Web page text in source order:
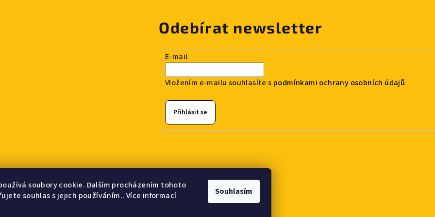
soubory cookie. Dalším procházením tohoto
souhlas s jejich používáním.. Více informací
Souhlasím
Odebírat newsletter
E-mail
Vložením e-mailu souhlasíte s podmínkami ochrany osobních údajů
Přihlásit se